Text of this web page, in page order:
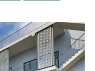
近並辦理民調，大部
澎湖媽祖觀光文化園
雕像組立吊裝和表面
億元，基樁工程3000
天除了陳慧玲一人反